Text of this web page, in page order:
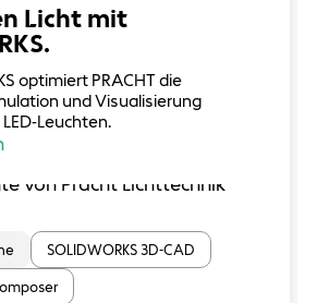
Licht mit
optimiert PRACHT die
und Visualisierung
Leuchten.
SOLIDWORKS 3D-CAD